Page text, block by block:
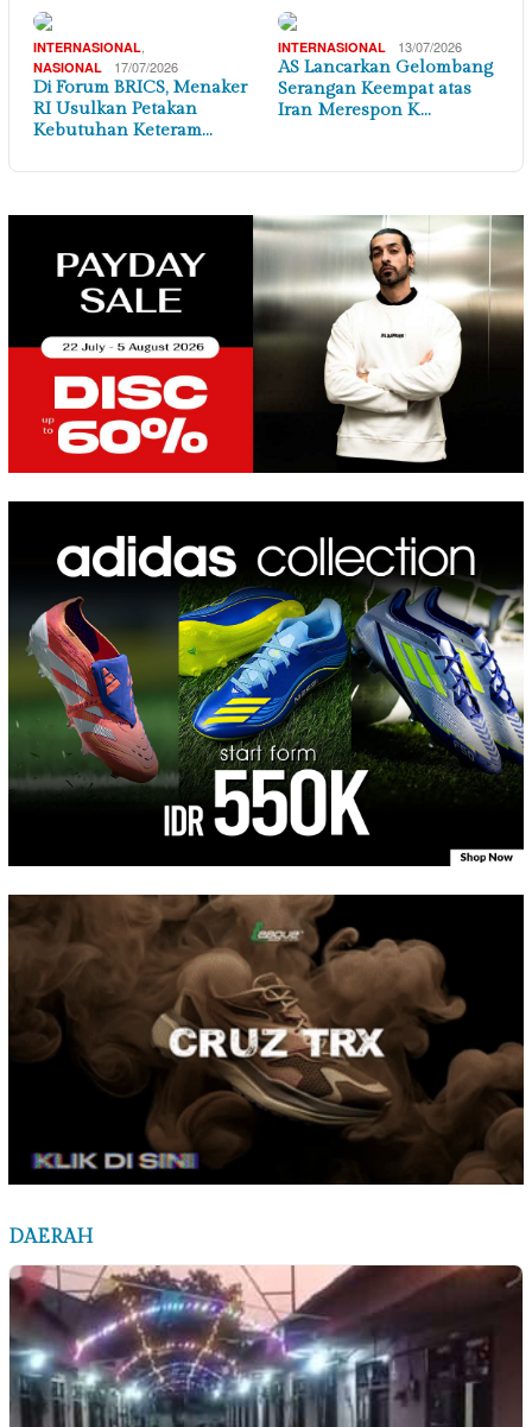
INTERNASIONAL
NASIONAL 17/07/2026
Di Forum BRICS, Menaker
RI Usulkan Petakan
Kebutuhan Keteram…
INTERNASIONAL 13/07/2026
AS Lancarkan Gelombang
Serangan Keempat atas
Iran Merespon K…
DAERAH